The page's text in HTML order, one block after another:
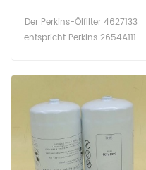
Der Perkins-Ölfilter 4627133
entspricht Perkins 2654A111.